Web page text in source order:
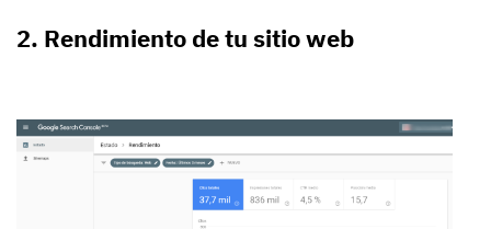
2. Rendimiento de tu sitio web